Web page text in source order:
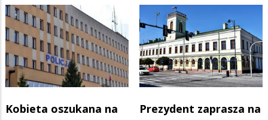
Kobieta oszukana na
Prezydent zaprasza na